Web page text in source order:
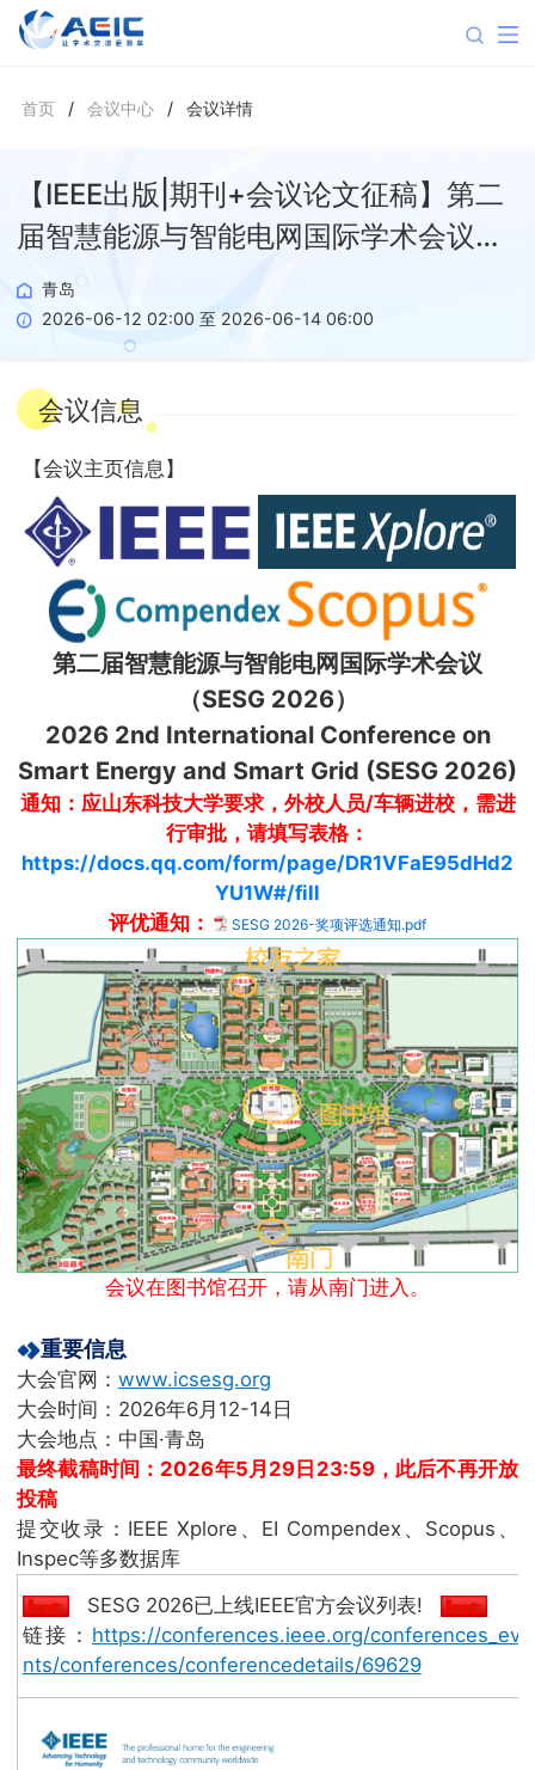
首页 / 会议中心 / 会议详情
【IEEE出版|期刊+会议论文征稿】第二
届智慧能源与智能电网国际学术会议
（SESG 2026）
青岛
2026-06-12 02:00 至 2026-06-14 06:00
会议信息
【会议主页信息 】
第二届智慧能源与智能电网国际学术会议
（SESG 2026）
2026 2nd International Conference on
Smart Energy and Smart Grid (SESG 2026)
通知：应山东科技大学要求，外校人员/车辆进校，需进
行审批，请填写表格：
https://docs.qq.com/form/page/DR1VFaE95dHd2
YU1W#/fill
评优通知：
SESG 2026-奖项评选通知.pdf
会议在图书馆召开，请从南门进入。
重要信息
大会官网： www.icsesg.org
大会时间：2026年6月12-14日
大会地点：中国·青岛
最终截稿时间：2026年5月29日23:59，此后不再开放
投稿
提交收录：IEEE Xplore、EI Compendex、Scopus、
Inspec等多数据库
SESG 2026已上线IEEE官方会议列表!
链接： https://conferences.ieee.org/conferences_eve
nts/conferences/conferencedetails/69629